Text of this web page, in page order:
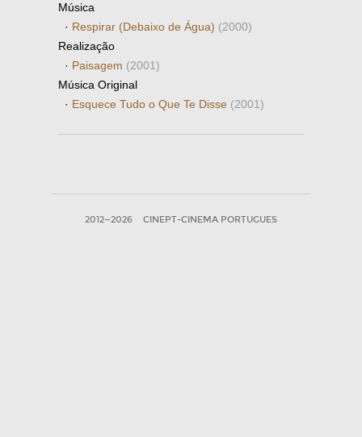
Música
· Respirar (Debaixo de Água) (2000)
Realização
· Paisagem (2001)
Música Original
· Esquece Tudo o Que Te Disse (2001)
2012—2026 CINEPT-CINEMA PORTUGUES